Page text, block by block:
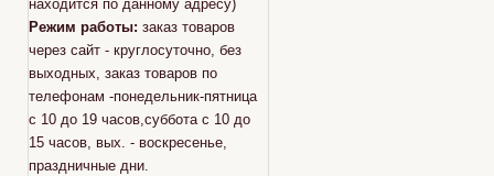
находится по данному адресу)
Режим работы: заказ товаров
через сайт - круглосуточно, без
выходных, заказ товаров по
телефонам -понедельник-пятница
с 10 до 19 часов,суббота с 10 до
15 часов, вых. - воскресенье,
праздничные дни.